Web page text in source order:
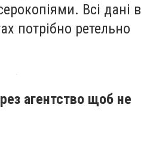
Всі дані в
потрібно ретельно
агентство щоб не